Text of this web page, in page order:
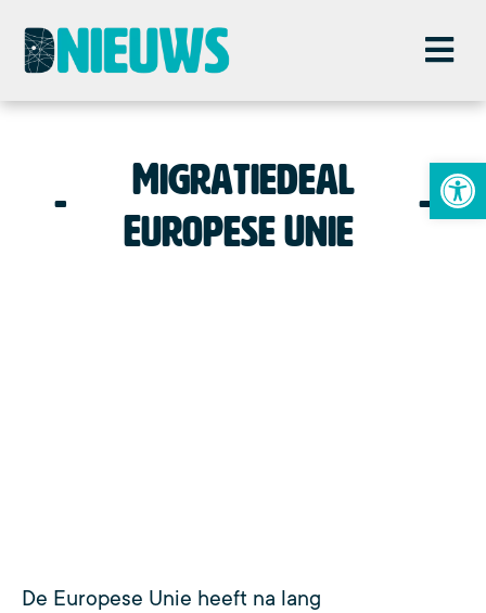
Migratiedeal
Europese Unie
De Europese Unie heeft na lang